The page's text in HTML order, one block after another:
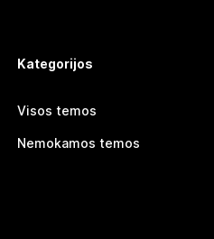
Kategorijos
Visos temos
Nemokamos temos